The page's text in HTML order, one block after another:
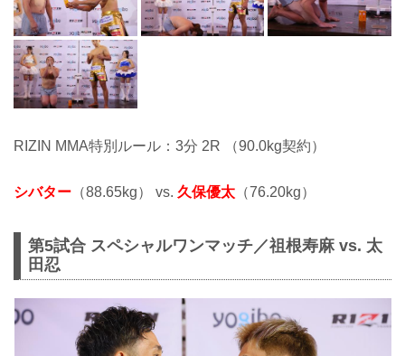
RIZIN MMA特別ルール：3分 2R （90.0kg契約）
シバター （88.65kg） vs. 久保優太 （76.20kg）
第5試合 スペシャルワンマッチ／祖根寿麻 vs. 太
田忍